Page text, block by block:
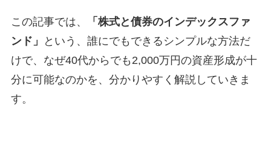
この記事では、
「株式と債券のインデックスファ
ンド」
という、誰にでもできるシンプルな方法だ
けで、なぜ40代からでも2,000万円の資産形成が十
分に可能なのかを、分かりやすく解説していきま
す。